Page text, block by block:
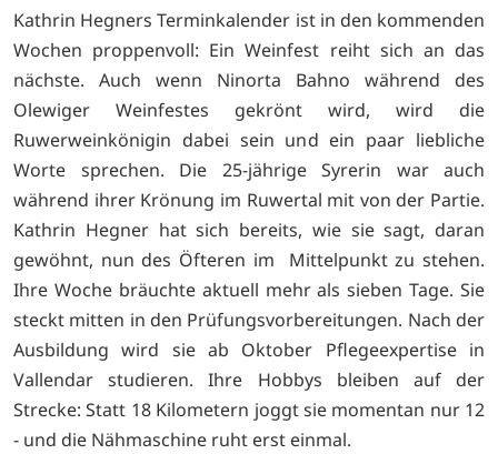
Kathrin Hegners Terminkalender ist in den kommenden
Wochen proppenvoll: Ein Weinfest reiht sich an das
nächste. Auch wenn Ninorta Bahno während des
Olewiger Weinfestes gekrönt wird, wird die
Ruwerweinkönigin dabei sein und ein paar liebliche
Worte sprechen. Die 25-jährige Syrerin war auch
während ihrer Krönung im Ruwertal mit von der Partie.
Kathrin Hegner hat sich bereits, wie sie sagt, daran
gewöhnt, nun des Öfteren im Mittelpunkt zu stehen.
Ihre Woche bräuchte aktuell mehr als sieben Tage. Sie
steckt mitten in den Prüfungsvorbereitungen. Nach der
Ausbildung wird sie ab Oktober Pflegeexpertise in
Vallendar studieren. Ihre Hobbys bleiben auf der
Strecke: Statt 18 Kilometern joggt sie momentan nur 12
- und die Nähmaschine ruht erst einmal.